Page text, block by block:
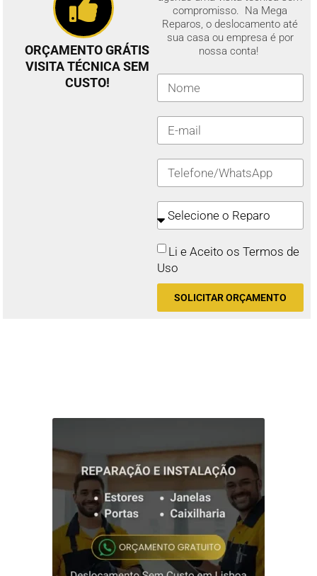
ORÇAMENTO GRÁTIS
VISITA TÉCNICA SEM
CUSTO!
compromisso. Na Mega
Reparos, o deslocamento até
sua casa ou empresa é por
nossa conta!
Li e Aceito os Termos de
Uso
SOLICITAR ORÇAMENTO